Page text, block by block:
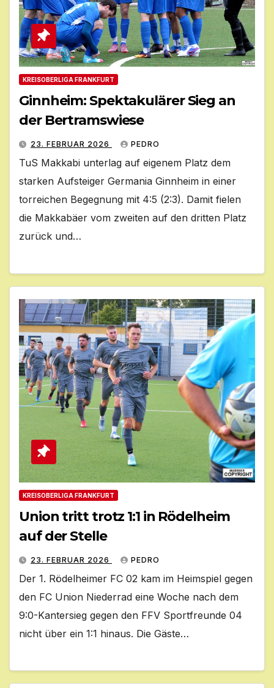
KREISOBERLIGA FRANKFURT
Ginnheim: Spektakulärer Sieg an
der Bertramswiese
23. FEBRUAR 2026 PEDRO
TuS Makkabi unterlag auf eigenem Platz dem
starken Aufsteiger Germania Ginnheim in einer
torreichen Begegnung mit 4:5 (2:3). Damit fielen
die Makkabäer vom zweiten auf den dritten Platz
zurück und…
KREISOBERLIGA FRANKFURT
Union tritt trotz 1:1 in Rödelheim
auf der Stelle
23. FEBRUAR 2026 PEDRO
Der 1. Rödelheimer FC 02 kam im Heimspiel gegen
den FC Union Niederrad eine Woche nach dem
9:0-Kantersieg gegen den FFV Sportfreunde 04
nicht über ein 1:1 hinaus. Die Gäste…